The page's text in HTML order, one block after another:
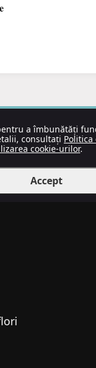
a îmbunătăți
consultați
cookie-urilor.
Accept